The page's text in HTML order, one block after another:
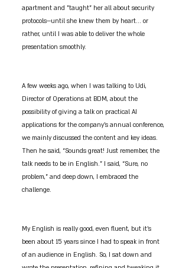
apartment and "taught" her all about security
protocols—until she knew them by heart... or
rather, until I was able to deliver the whole
presentation smoothly.
A few weeks ago, when I was talking to Udi,
Director of Operations at BDM, about the
possibility of giving a talk on practical AI
applications for the company's annual conference,
we mainly discussed the content and key ideas.
Then he said, “Sounds great! Just remember, the
talk needs to be in English.” I said, “Sure, no
problem,” and deep down, I embraced the
challenge.
My English is really good, even fluent, but it’s
been about 15 years since I had to speak in front
of an audience in English. So, I sat down and